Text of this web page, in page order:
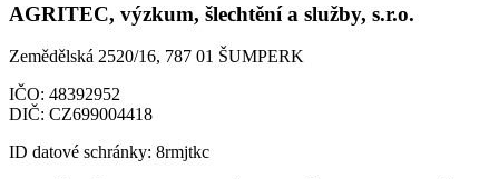
AGRITEC, výzkum, šlechtění a služby, s.r.o.
Zemědělská 2520/16, 787 01 ŠUMPERK
IČO: 48392952
DIČ: CZ699004418
ID datové schránky: 8rmjtkc